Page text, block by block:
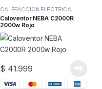
CALEFACCION ELECTRICA,
CALOVENTORES
Caloventor NEBA C2000R
2000w Rojo
$ 41.999